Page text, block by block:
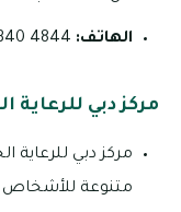
الهاتف:
مركز دبي للرعاية
مركز دبي
متنوعة للأشخاص